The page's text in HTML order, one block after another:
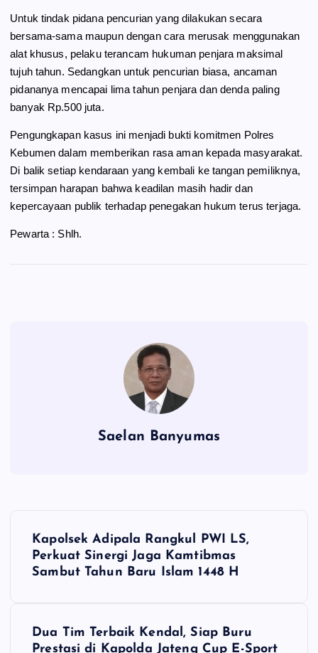
Untuk tindak pidana pencurian yang dilakukan secara
bersama-sama maupun dengan cara merusak menggunakan
alat khusus, pelaku terancam hukuman penjara maksimal
tujuh tahun. Sedangkan untuk pencurian biasa, ancaman
pidananya mencapai lima tahun penjara dan denda paling
banyak Rp.500 juta.
Pengungkapan kasus ini menjadi bukti komitmen Polres
Kebumen dalam memberikan rasa aman kepada masyarakat.
Di balik setiap kendaraan yang kembali ke tangan pemiliknya,
tersimpan harapan bahwa keadilan masih hadir dan
kepercayaan publik terhadap penegakan hukum terus terjaga.
Pewarta : Shlh.
Saelan Banyumas
NKapolsek Adipala Rangkul PWI LS,
Perkuat Sinergi Jaga Kamtibmas
Sambut Tahun Baru Islam 1448 H
Dua Tim Terbaik Kendal, Siap Buru
Prestasi di Kapolda Jateng Cup E-Sport